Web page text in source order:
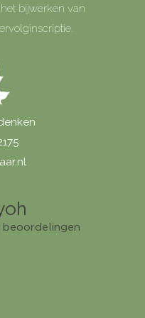
bijwerken van